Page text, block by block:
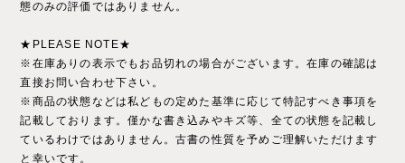
態のみの評価ではありません。
★PLEASE NOTE★
※在庫ありの表示でもお品切れの場合がございます。在庫の確認は
直接お問い合わせ下さい。
※商品の状態などは私どもの定めた基準に応じて特記すべき事項を
記載しております。僅かな書き込みやキズ等、全ての状態を記載し
ているわけではありません。古書の性質を予めご理解いただけます
と幸いです。